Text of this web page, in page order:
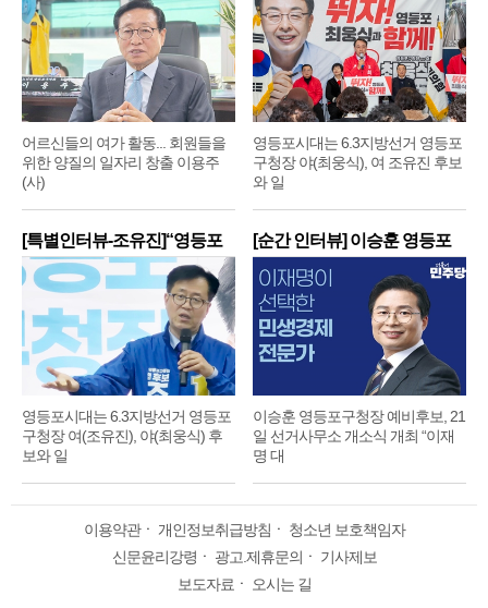
어르신들의 여가 활동... 회원들을
위한 양질의 일자리 창출 이용주
(사)
영등포시대는 6.3지방선거 영등포
구청장 야(최웅식), 여 조유진 후보
와 일
[특별인터뷰-조유진]“영등포
구
영등포시대는 6.3지방선거 영등포
구청장 여(조유진), 야(최웅식) 후
보와 일
[순간 인터뷰] 이승훈 영등포
구
이승훈 영등포구청장 예비후보, 21
일 선거사무소 개소식 개최 “이재
명 대
이용약관ㆍ 개인정보취급방침 ㆍ 청소년 보호책임자
신문윤리강령 ㆍ 광고.제휴문의 ㆍ 기사제보
보도자료ㆍ 오시는 길